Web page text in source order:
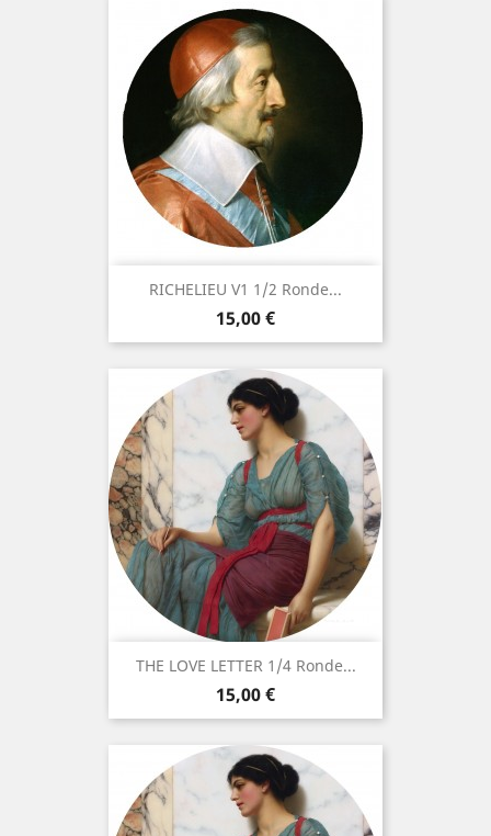
RICHELIEU V1 1/2 Ronde...
Prix
15,00 €
THE LOVE LETTER 1/4 Ronde...
Prix
15,00 €